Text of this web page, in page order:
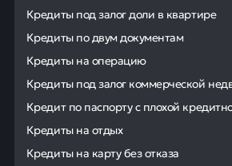
Кредиты под залог доли в квартире
Кредиты по двум документам
Кредиты на операцию
Кредиты под залог коммерческой
Кредит по паспорту с плохой
Кредиты на отдых
Кредиты на карту без отказа